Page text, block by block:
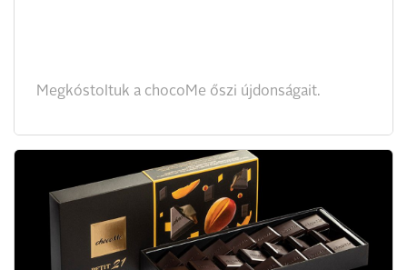
Megkóstoltuk a chocoMe őszi újdonságait.